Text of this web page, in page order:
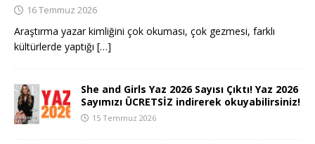
16 Temmuz 2026
Araştırma yazar kimliğini çok okuması, çok gezmesi, farklı
kültürlerde yaptığı […]
She and Girls Yaz 2026 Sayısı Çıktı! Yaz 2026
Sayımızı ÜCRETSİZ indirerek okuyabilirsiniz!
15 Temmuz 2026